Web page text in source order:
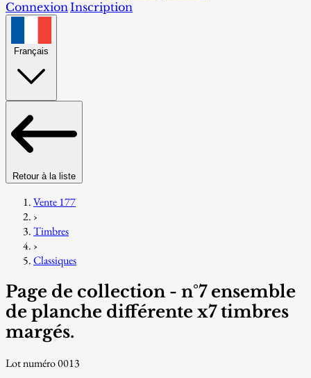
ConnexionInscription
Français
Retour à la liste
Vente 177
›
Timbres
›
Classiques
Page de collection - n°7 ensemble
de planche différente x7 timbres
margés.
Lot numéro 0013